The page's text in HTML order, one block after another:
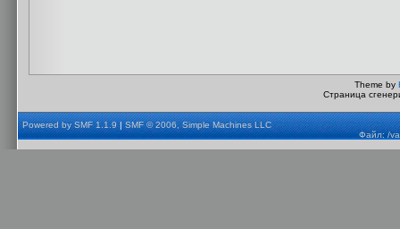
Theme by
Страница
Powered by SMF 1.1.9|SMF © 2006, Simple Machines LLC
Файл: /